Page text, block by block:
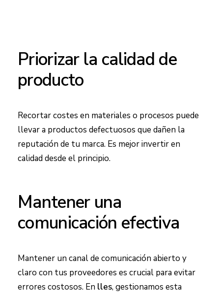
Priorizar la calidad de
producto
Recortar costes en materiales o procesos puede
llevar a productos defectuosos que dañen la
reputación de tu marca. Es mejor invertir en
calidad desde el principio.
Mantener una
comunicación efectiva
Mantener un canal de comunicación abierto y
claro con tus proveedores es crucial para evitar
errores costosos. En lles, gestionamos esta